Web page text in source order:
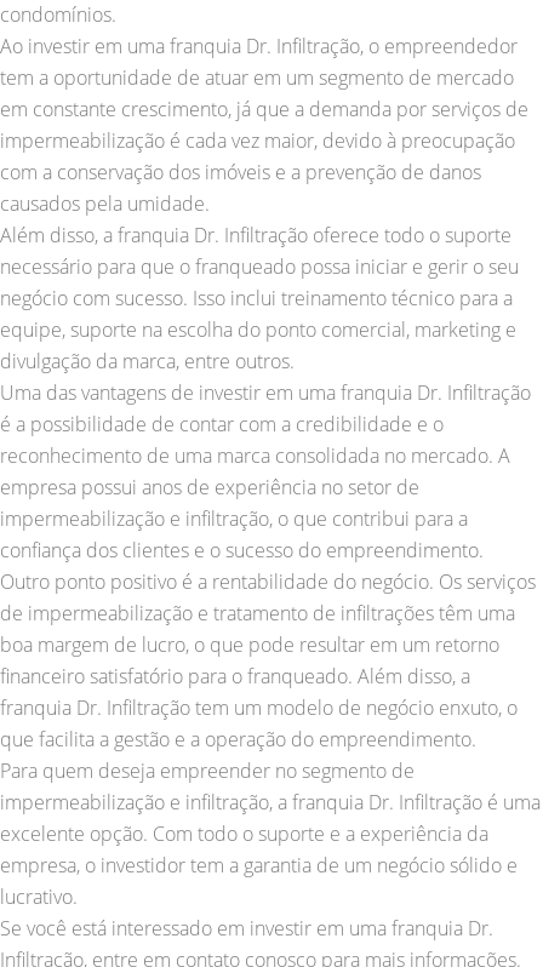
condomínios.
Ao investir em uma franquia Dr. Infiltração, o empreendedor
tem a oportunidade de atuar em um segmento de mercado
em constante crescimento, já que a demanda por serviços de
impermeabilização é cada vez maior, devido à preocupação
com a conservação dos imóveis e a prevenção de danos
causados pela umidade.
Além disso, a franquia Dr. Infiltração oferece todo o suporte
necessário para que o franqueado possa iniciar e gerir o seu
negócio com sucesso. Isso inclui treinamento técnico para a
equipe, suporte na escolha do ponto comercial, marketing e
divulgação da marca, entre outros.
Uma das vantagens de investir em uma franquia Dr. Infiltração
é a possibilidade de contar com a credibilidade e o
reconhecimento de uma marca consolidada no mercado. A
empresa possui anos de experiência no setor de
impermeabilização e infiltração, o que contribui para a
confiança dos clientes e o sucesso do empreendimento.
Outro ponto positivo é a rentabilidade do negócio. Os serviços
de impermeabilização e tratamento de infiltrações têm uma
boa margem de lucro, o que pode resultar em um retorno
financeiro satisfatório para o franqueado. Além disso, a
franquia Dr. Infiltração tem um modelo de negócio enxuto, o
que facilita a gestão e a operação do empreendimento.
Para quem deseja empreender no segmento de
impermeabilização e infiltração, a franquia Dr. Infiltração é uma
excelente opção. Com todo o suporte e a experiência da
empresa, o investidor tem a garantia de um negócio sólido e
lucrativo.
Se você está interessado em investir em uma franquia Dr.
Infiltração, entre em contato conosco para mais informações.